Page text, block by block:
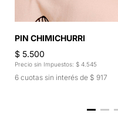
PIN CHIMICHURRI
$ 5.500
Precio sin Impuestos: $ 4.545
6 cuotas sin interés de $ 917